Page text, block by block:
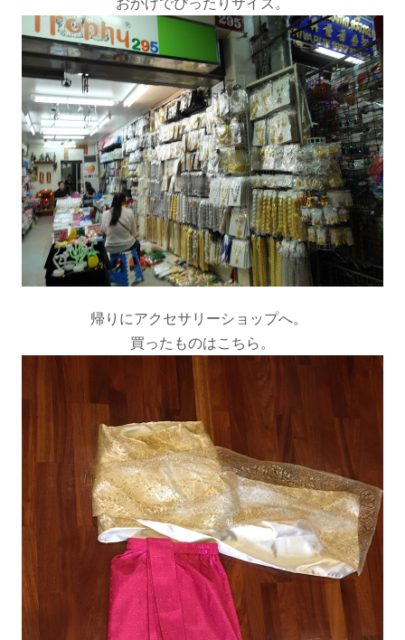
おかげでぴったりサイズ。
帰りにアクセサリーショップへ。
買ったものはこちら。